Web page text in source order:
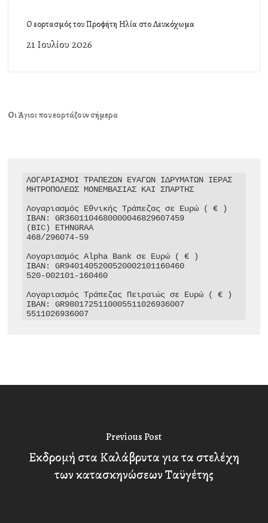
Ο εορτασμός του Προφήτη Ηλία στο Λευκόχωμα
21 Ιουλίου 2026
Οι Άγιοι που εορτάζουν σήμερα
ΛΟΓΑΡΙΑΣΜΟΙ ΤΡΑΠΕΖΩΝ ΕΥΑΓΩΝ ΙΔΡΥΜΑΤΩΝ ΙΕΡΑΣ
ΜΗΤΡΟΠΟΛΕΩΣ ΜΟΝΕΜΒΑΣΙΑΣ ΚΑΙ ΣΠΑΡΤΗΣ
Λογαριασμός Εθνικής Τράπεζας σε Ευρώ ( € )
IBAN: GR3601104680000046829607459
(BIC) ETHNGRAA
468/296074-59
Λογαριασμός Alpha Bank σε Ευρώ ( € )
IBAN: GR9401405200520002101160460
520-002101-160460
Λογαριασμός Τράπεζας Πειραιώς σε Ευρώ ( € )
IBAN: GR9801725110005511026936007
5511026936007
Previous Post
Εκδρομή στα Καλάβρυτα για τα στελέχη
των κατασκηνώσεων Ταϋγέτης